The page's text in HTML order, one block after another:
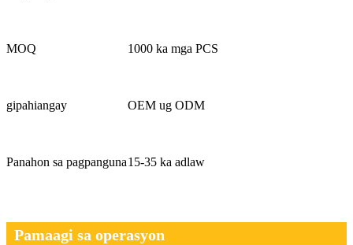
MOQ 1000 ka mga PCS
gipahiangay OEM ug ODM
Panahon sa pagpanguna15-35 ka adlaw
Pamaagi sa operasyon